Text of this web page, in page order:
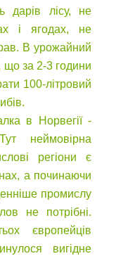
дарів лісу, не
і ягодах, не
В урожайний
що за 2-3 години
100-літровий
в Норвегії -
неймовірна
регіони є
а починаючи
промислу
не потрібні.
європейців
вигідне